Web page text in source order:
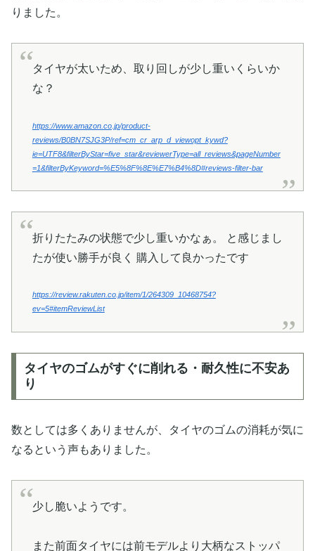
りました。
タイヤが太いため、取り回しが少し重いくらいか
な？
https://www.amazon.co.jp/product-
reviews/B0BN7SJG3P/ref=cm_cr_arp_d_viewopt_kywd?
ie=UTF8&filterByStar=five_star&reviewerType=all_reviews&pageNumber
=1&filterByKeyword=%E5%8F%8E%E7%B4%8D#reviews-filter-bar
折りたたみの状態で少し重いかなぁ。 と感じまし
たが使い勝手が良く 購入して良かったです
https://review.rakuten.co.jp/item/1/264309_10468754?
ev=5#itemReviewList
タイヤのゴムがすぐに削れる・耐久性に不安あ
り
数としては多くありませんが、タイヤのゴムの消耗が気に
なるという声もありました。
少し脆いようです。
また前面タイヤには前モデルより大柄なストッパ